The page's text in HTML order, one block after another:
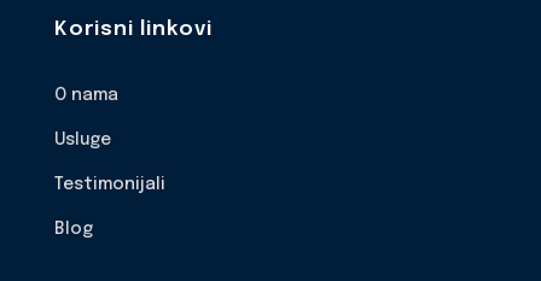
Korisni linkovi
O nama
Usluge
Testimonijali
Blog